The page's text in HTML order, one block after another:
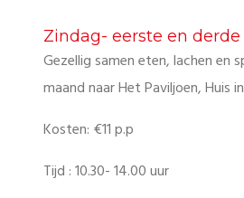
Zindag- eerste en
Gezellig samen eten, lachen en
maand naar Het Paviljoen, Huis
Kosten: €11 p.p
Tijd : 10.30- 14.00 uur